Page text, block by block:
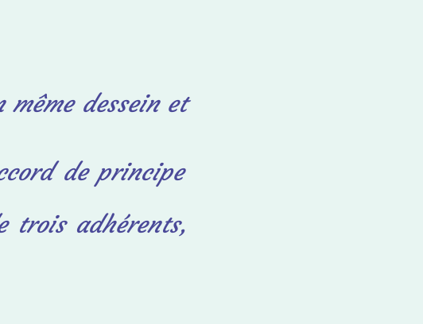
dessein et
de principe
trois adhérents,